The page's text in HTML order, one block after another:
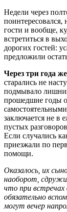
Недели через
гости и вообще,
встретиться в
дорогих гостей:
предложили
Через три года
старались не
подмывало
прошедшие годы
заключается не в
пустых
Если случались
приезжали по
помощи.
Оказалось, их
наоборот,
что при встречах
обязательно
могут вечер